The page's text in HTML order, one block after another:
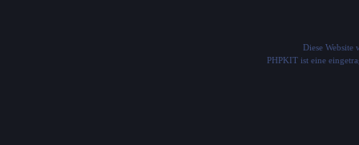
Diese Website
PHPKIT ist eine